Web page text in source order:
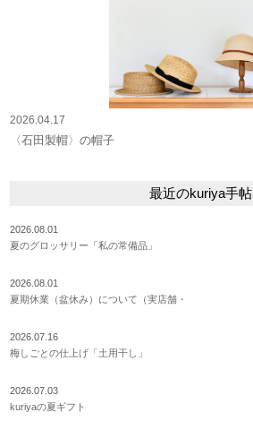
2026.04.17
〈石田製帽〉の帽子
最近のkuriya手帖
2026.08.01
夏のグロッサリー「私の常備品」
2026.08.01
夏期休業（盆休み）について（実店舗・
2026.07.16
梅しごとの仕上げ「土用干し」
2026.07.03
kuriyaの夏ギフト